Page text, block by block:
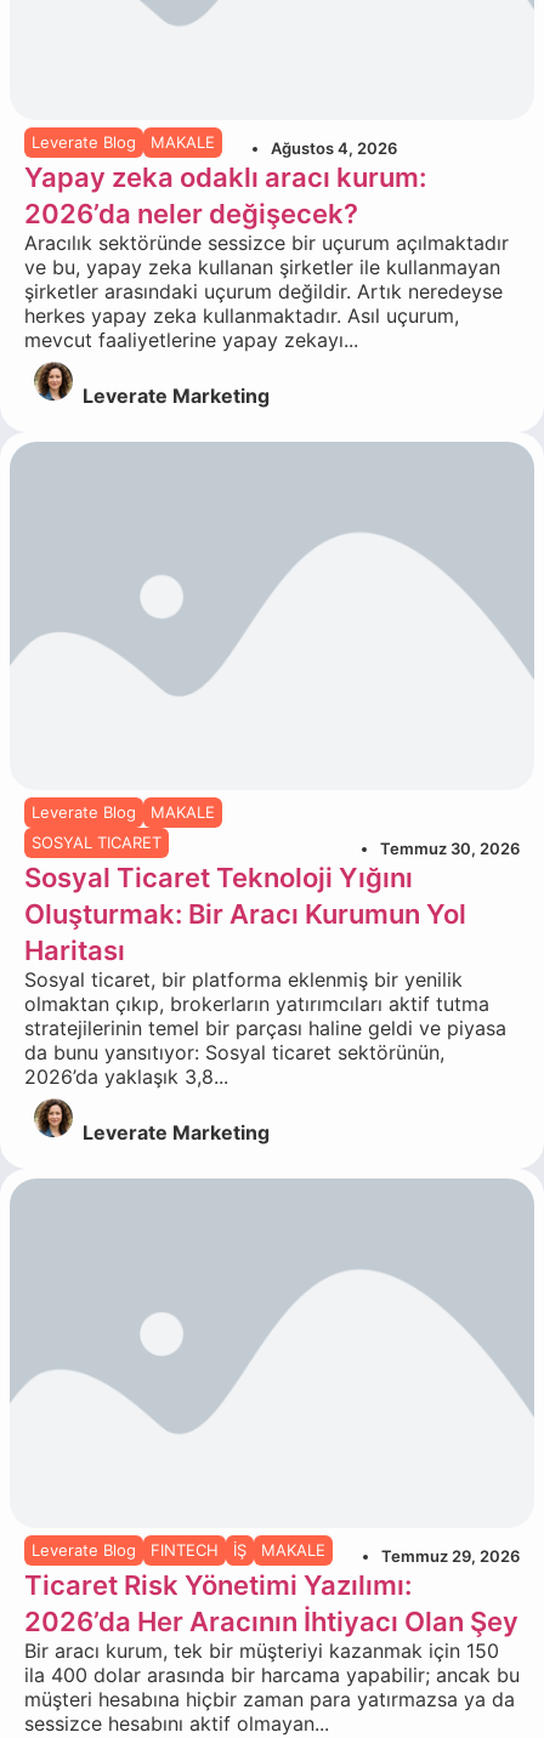
Leverate Blog MAKALE Ağustos 4, 2026
Yapay zeka odaklı aracı kurum:
2026’da neler değişecek?
Aracılık sektöründe sessizce bir uçurum açılmaktadır
ve bu, yapay zeka kullanan şirketler ile kullanmayan
şirketler arasındaki uçurum değildir. Artık neredeyse
herkes yapay zeka kullanmaktadır. Asıl uçurum,
mevcut faaliyetlerine yapay zekayı...
Leverate Marketing
Leverate Blog
MAKALE
SOSYAL TICARET
Temmuz 30, 2026
Sosyal Ticaret Teknoloji Yığını
Oluşturmak: Bir Aracı Kurumun Yol
Haritası
Sosyal ticaret, bir platforma eklenmiş bir yenilik
olmaktan çıkıp, brokerların yatırımcıları aktif tutma
stratejilerinin temel bir parçası haline geldi ve piyasa
da bunu yansıtıyor: Sosyal ticaret sektörünün,
2026’da yaklaşık 3,8...
Leverate Marketing
Leverate Blog FINTECH İŞ MAKALE Temmuz 29, 2026
Ticaret Risk Yönetimi Yazılımı:
2026’da Her Aracının İhtiyacı Olan Şey
Bir aracı kurum, tek bir müşteriyi kazanmak için 150
ila 400 dolar arasında bir harcama yapabilir; ancak bu
müşteri hesabına hiçbir zaman para yatırmazsa ya da
sessizce hesabını aktif olmayan...